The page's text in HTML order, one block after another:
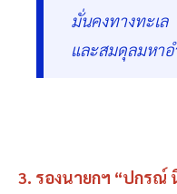
มั่นคงทางทะเล
และสมดุลมหาอ
3. รองนายกฯ “ปกรณ์